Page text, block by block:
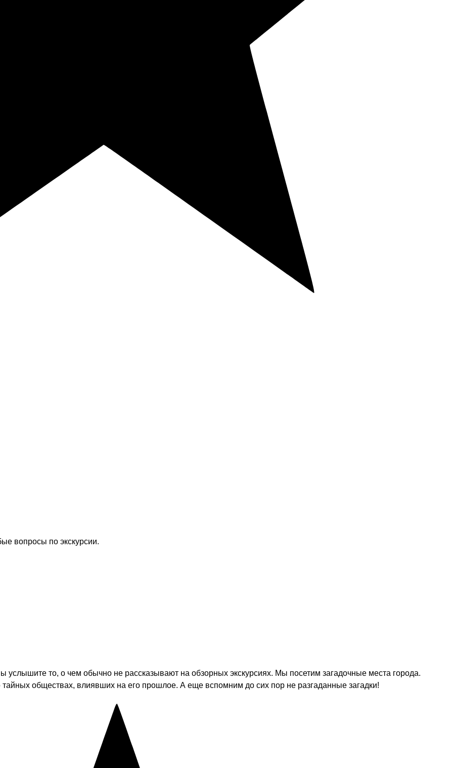
вопросы по экскурсии.
то, о чем обычно не рассказывают на обзорных экскурсиях. Мы посетим загадочные места города.
обществах, влиявших на его прошлое. А еще вспомним до сих пор не разгаданные загадки!